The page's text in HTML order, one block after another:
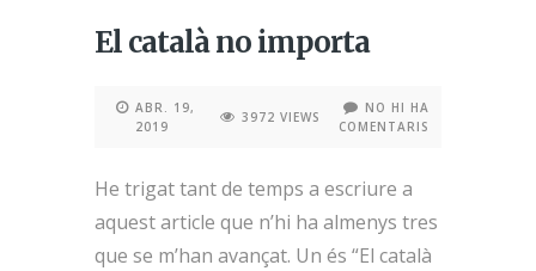
El català no importa
ABR. 19,
2019
3972 VIEWS
NO HI HA
COMENTARIS
He trigat tant de temps a escriure a
aquest article que n’hi ha almenys tres
que se m’han avançat. Un és “El català